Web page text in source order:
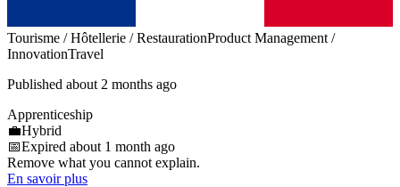
Tourisme / Hôtellerie / RestaurationProduct Management /
InnovationTravel
Published about 2 months ago
Apprenticeship
💼Hybrid
📅Expired about 1 month ago
Remove what you cannot explain.
En savoir plus